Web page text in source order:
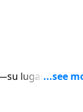
lugar en el
Satanás para